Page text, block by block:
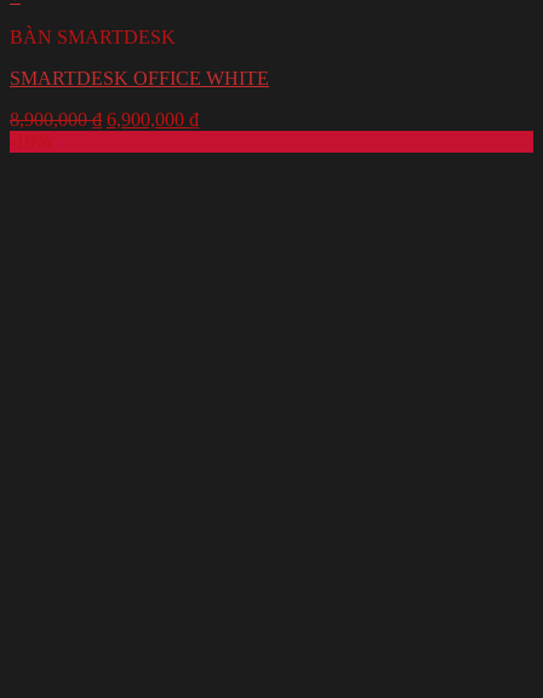
BÀN SMARTDESK
SMARTDESK OFFICE WHITE
8,900,000₫ 6,900,000 ₫
-19%